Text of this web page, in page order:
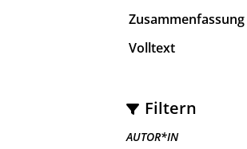
Zusammenfassung
Volltext
Filtern
AUTOR*IN